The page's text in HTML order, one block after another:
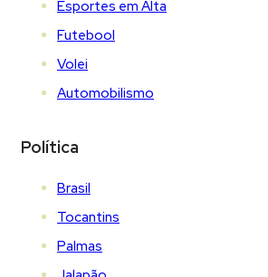
Esportes em Alta
Futebool
Volei
Automobilismo
Política
Brasil
Tocantins
Palmas